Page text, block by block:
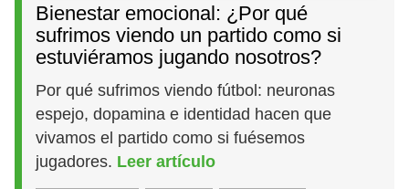
Bienestar emocional: ¿Por qué
sufrimos viendo un partido como si
estuviéramos jugando nosotros?
Por qué sufrimos viendo fútbol: neuronas
espejo, dopamina e identidad hacen que
vivamos el partido como si fuésemos
jugadores. Leer artículo